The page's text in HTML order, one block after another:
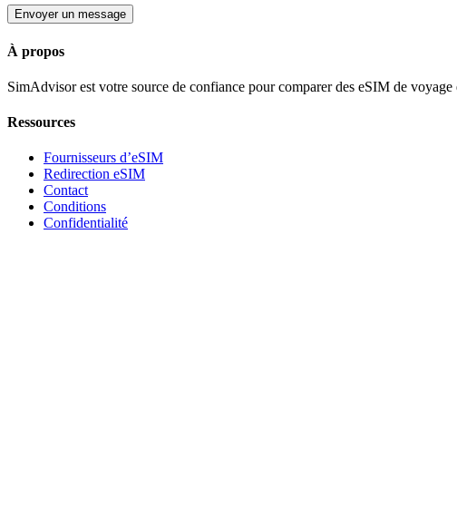
Envoyer un message
À propos
SimAdvisor est votre source de confiance pour comparer des eSIM de
Ressources
Fournisseurs d’eSIM
Redirection eSIM
Contact
Conditions
Confidentialité